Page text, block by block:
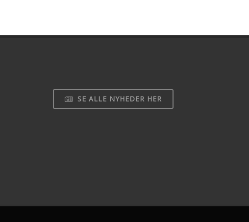
SE ALLE NYHEDER HER